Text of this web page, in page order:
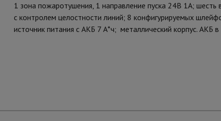
1 зона пожаротушения, 1 направление пуска 24В 1А;
с контролем целостности линий; 8 конфигурируемых
источник питания с АКБ 7 А*ч; металлический корпус. АКБ